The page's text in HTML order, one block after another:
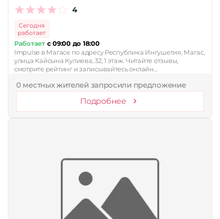
4
Сегодня
работает
Работаетс 09:00 до 18:00
Impulse в Магасе по адресу Республика Ингушетия, Магас,
улица Кайсына Кулиева, 32, 1 этаж. Читайте отзывы,
смотрите рейтинг и записывайтесь онлайн…
0 местных жителей запросили предложение
Подробнее